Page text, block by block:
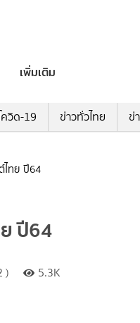
เพิ่มเติม
ควิด-19 ข่าวทั่วไทย ข่
ทย ปี64
ปี64
) 5.3K